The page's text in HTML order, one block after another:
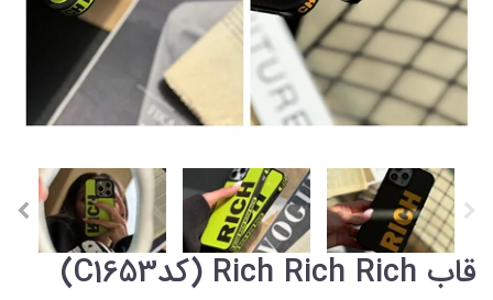
قاب Rich Rich Rich (کدC1653)